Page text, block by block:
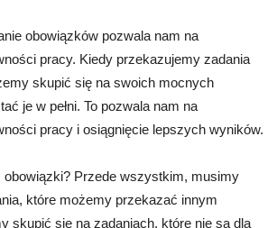
obowiązków pozwala nam na
pracy. Kiedy przekazujemy zadania
skupić się na swoich mocnych
je w pełni. To pozwala nam na
pracy i osiągnięcie lepszych wyników.
obowiązki? Przede wszystkim, musimy
które możemy przekazać innym
skupić się na zadaniach, które nie są dla